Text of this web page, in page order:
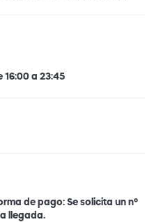
16:00 a 23:45
de pago: Se solicita un nº
llegada.